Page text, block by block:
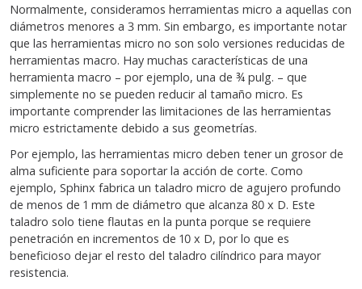
Normalmente, consideramos herramientas micro a aquellas con
diámetros menores a 3 mm. Sin embargo, es importante notar
que las herramientas micro no son solo versiones reducidas de
herramientas macro. Hay muchas características de una
herramienta macro – por ejemplo, una de ¾ pulg. – que
simplemente no se pueden reducir al tamaño micro. Es
importante comprender las limitaciones de las herramientas
micro estrictamente debido a sus geometrías.
Por ejemplo, las herramientas micro deben tener un grosor de
alma suficiente para soportar la acción de corte. Como
ejemplo, Sphinx fabrica un taladro micro de agujero profundo
de menos de 1 mm de diámetro que alcanza 80 x D. Este
taladro solo tiene flautas en la punta porque se requiere
penetración en incrementos de 10 x D, por lo que es
beneficioso dejar el resto del taladro cilíndrico para mayor
resistencia.